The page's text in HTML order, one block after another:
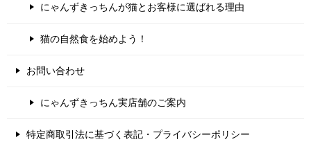
にゃんずきっちんが猫とお客様に選ばれる理由
猫の自然食を始めよう！
お問い合わせ
にゃんずきっちん実店舗のご案内
特定商取引法に基づく表記・プライバシーポリシー